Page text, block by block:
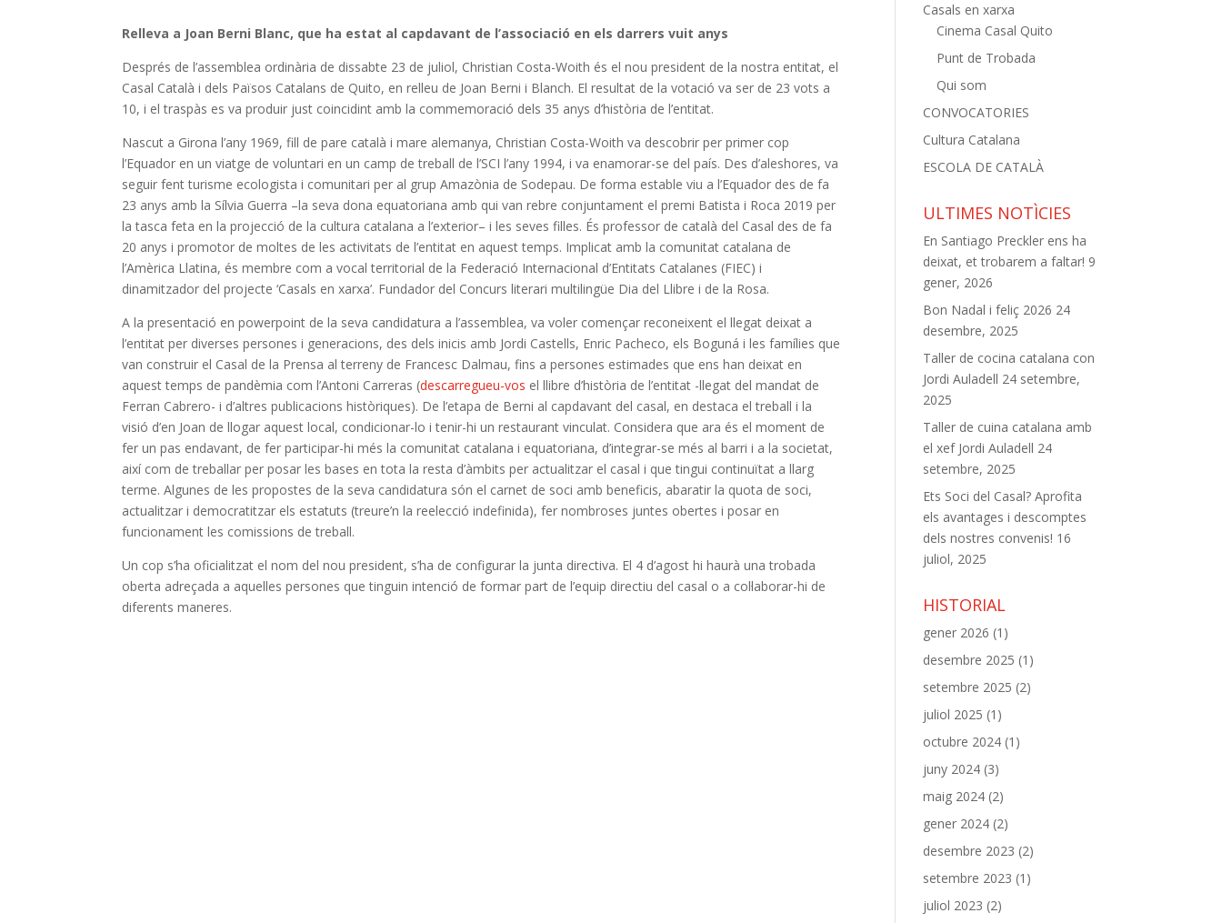
Relleva a Joan Berni Blanc, que ha estat al capdavant de l’associació en els darrers vuit anys
Després de l’assemblea ordinària de dissabte 23 de juliol, Christian Costa-Woith és el nou president de la nostra entitat, el
Casal Català i dels Països Catalans de Quito, en relleu de Joan Berni i Blanch. El resultat de la votació va ser de 23 vots a
10, i el traspàs es va produir just coincidint amb la commemoració dels 35 anys d’història de l’entitat.
Nascut a Girona l’any 1969, fill de pare català i mare alemanya, Christian Costa-Woith va descobrir per primer cop
l’Equador en un viatge de voluntari en un camp de treball de l’SCI l’any 1994, i va enamorar-se del país. Des d’aleshores, va
seguir fent turisme ecologista i comunitari per al grup Amazònia de Sodepau. De forma estable viu a l’Equador des de fa
23 anys amb la Sílvia Guerra –la seva dona equatoriana amb qui van rebre conjuntament el premi Batista i Roca 2019 per
la tasca feta en la projecció de la cultura catalana a l’exterior– i les seves filles. És professor de català del Casal des de fa
20 anys i promotor de moltes de les activitats de l’entitat en aquest temps. Implicat amb la comunitat catalana de
l’Amèrica Llatina, és membre com a vocal territorial de la Federació Internacional d’Entitats Catalanes (FIEC) i
dinamitzador del projecte ‘Casals en xarxa’. Fundador del Concurs literari multilingüe Dia del Llibre i de la Rosa.
A la presentació en powerpoint de la seva candidatura a l’assemblea, va voler començar reconeixent el llegat deixat a
l’entitat per diverses persones i generacions, des dels inicis amb Jordi Castells, Enric Pacheco, els Boguná i les famílies que
van construir el Casal de la Prensa al terreny de Francesc Dalmau, fins a persones estimades que ens han deixat en
aquest temps de pandèmia com l’Antoni Carreras (descarregueu-vos el llibre d’història de l’entitat -llegat del mandat de
Ferran Cabrero- i d’altres publicacions històriques). De l’etapa de Berni al capdavant del casal, en destaca el treball i la
visió d’en Joan de llogar aquest local, condicionar-lo i tenir-hi un restaurant vinculat. Considera que ara és el moment de
fer un pas endavant, de fer participar-hi més la comunitat catalana i equatoriana, d’integrar-se més al barri i a la societat,
així com de treballar per posar les bases en tota la resta d’àmbits per actualitzar el casal i que tingui continuïtat a llarg
terme. Algunes de les propostes de la seva candidatura són el carnet de soci amb beneficis, abaratir la quota de soci,
actualitzar i democratitzar els estatuts (treure’n la reelecció indefinida), fer nombroses juntes obertes i posar en
funcionament les comissions de treball.
Un cop s’ha oficialitzat el nom del nou president, s’ha de configurar la junta directiva. El 4 d’agost hi haurà una trobada
oberta adreçada a aquelles persones que tinguin intenció de formar part de l’equip directiu del casal o a col·laborar-hi de
diferents maneres.
Casals en xarxa
Cinema Casal Quito
Punt de Trobada
Qui som
CONVOCATORIES
Cultura Catalana
ESCOLA DE CATALÀ
ULTIMES NOTÌCIES
En Santiago Preckler ens ha
deixat, et trobarem a faltar! 9
gener, 2026
Bon Nadal i feliç 2026 24
desembre, 2025
Taller de cocina catalana con
Jordi Auladell 24 setembre,
2025
Taller de cuina catalana amb
el xef Jordi Auladell 24
setembre, 2025
Ets Soci del Casal? Aprofita
els avantages i descomptes
dels nostres convenis! 16
juliol, 2025
HISTORIAL
gener 2026 (1)
desembre 2025 (1)
setembre 2025 (2)
juliol 2025 (1)
octubre 2024 (1)
juny 2024 (3)
maig 2024 (2)
gener 2024 (2)
desembre 2023 (2)
setembre 2023 (1)
juliol 2023 (2)